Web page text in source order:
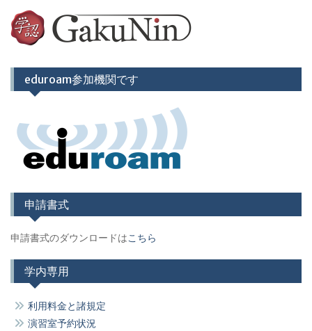
eduroam参加機関です
申請書式
申請書式のダウンロードはこちら
学内専用
利用料金と諸規定
演習室予約状況